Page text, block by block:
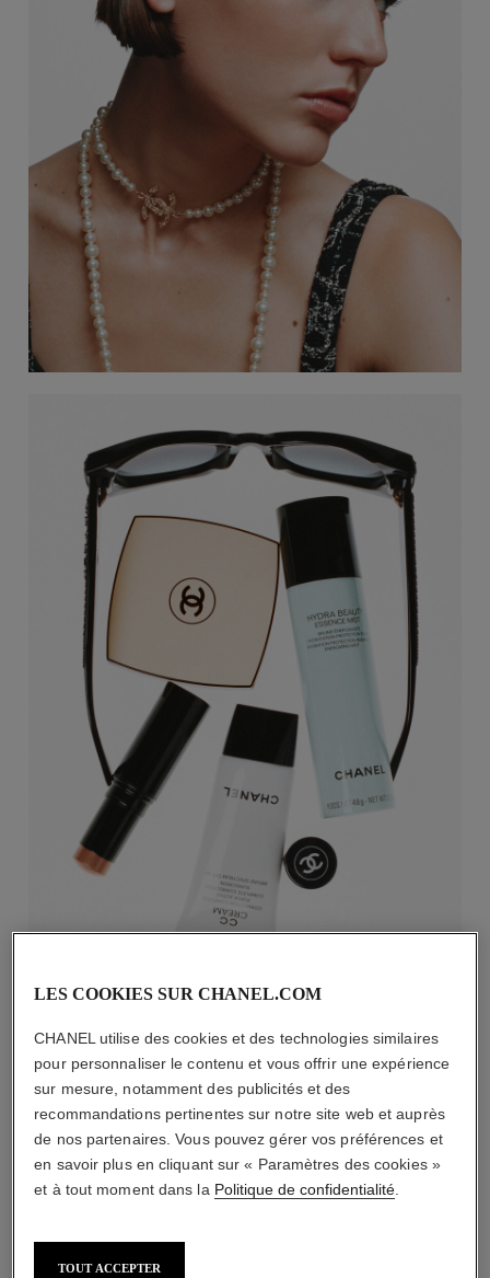
KIT TEINT ENSOLEILLÉ
LES ESSENTIELS
Protégez votre éclat avec ces essentiels CHANEL Beauté de
l’été. Pour l’effet hâlé, associez une poudre illuminatrice légère
à un stick effet bronzant. Gardez votre teint hydraté et restez
fraîche toute la journée avec une brume hydratante.
LES COOKIES SUR CHANEL.COM
CHANEL utilise des cookies et des technologies similaires
pour personnaliser le contenu et vous offrir une expérience
sur mesure, notamment des publicités et des
recommandations pertinentes sur notre site web et auprès
de nos partenaires. Vous pouvez gérer vos préférences et
en savoir plus en cliquant sur « Paramètres des cookies »
et à tout moment dans la Politique de confidentialité.
TOUT ACCEPTER